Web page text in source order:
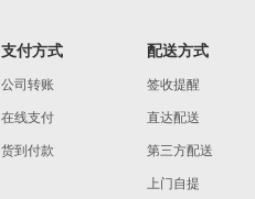
支付方式
公司转账
在线支付
货到付款
配送方式
签收提醒
直达配送
第三方配送
上门自提